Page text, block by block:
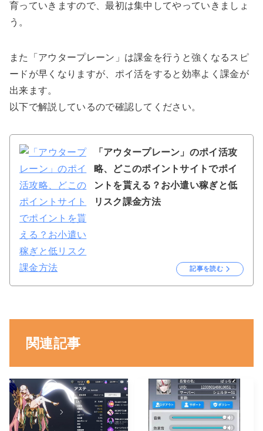
育っていきますので、最初は集中してやっていきましょ
う。
また「アウタープレーン」は課金を行うと強くなるスピ
ードが早くなりますが、ポイ活をすると効率よく課金が
出来ます。
以下で解説しているので確認してください。
「アウタープレーン」のポイ活攻
略、どこのポイントサイトでポイ
ントを貰える？お小遣い稼ぎと低
リスク課金方法
記事を読む
関連記事